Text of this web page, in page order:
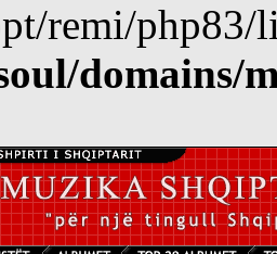
remi/php83/
domains/